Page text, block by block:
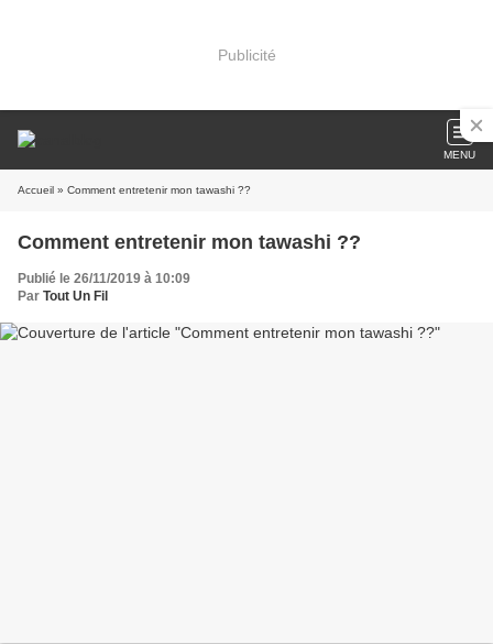
Publicité
MENU
Accueil » Comment entretenir mon tawashi ??
Comment entretenir mon tawashi ??
Publié le 26/11/2019 à 10:09
Par Tout Un Fil